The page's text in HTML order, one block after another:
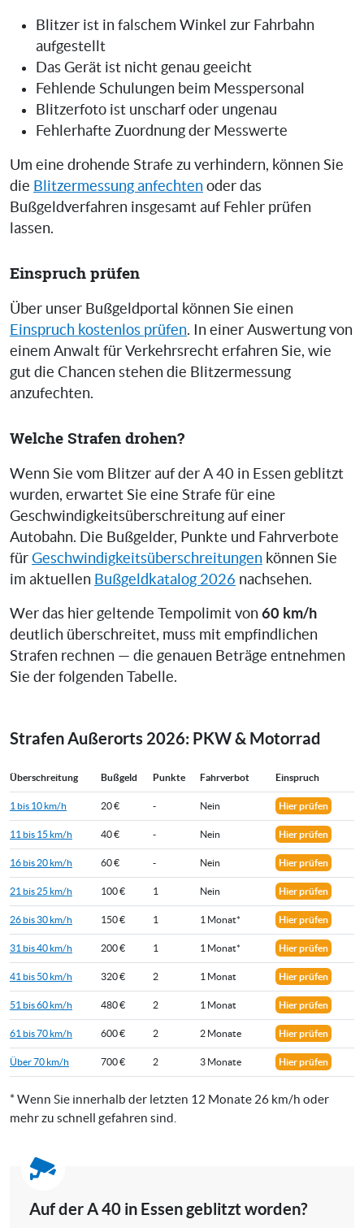
Blitzer ist in falschem Winkel zur Fahrbahn
aufgestellt
Das Gerät ist nicht genau geeicht
Fehlende Schulungen beim Messpersonal
Blitzerfoto ist unscharf oder ungenau
Fehlerhafte Zuordnung der Messwerte
Um eine drohende Strafe zu verhindern, können Sie
die Blitzermessung anfechten oder das
Bußgeldverfahren insgesamt auf Fehler prüfen
lassen.
Einspruch prüfen
Über unser Bußgeldportal können Sie einen
Einspruch kostenlos prüfen. In einer Auswertung von
einem Anwalt für Verkehrsrecht erfahren Sie, wie
gut die Chancen stehen die Blitzermessung
anzufechten.
Welche Strafen drohen?
Wenn Sie vom Blitzer auf der A 40 in Essen geblitzt
wurden, erwartet Sie eine Strafe für eine
Geschwindigkeitsüberschreitung auf einer
Autobahn. Die Bußgelder, Punkte und Fahrverbote
für Geschwindigkeitsüberschreitungen können Sie
im aktuellen Bußgeldkatalog 2026 nachsehen.
Wer das hier geltende Tempolimit von 60 km/h
deutlich überschreitet, muss mit empfindlichen
Strafen rechnen — die genauen Beträge entnehmen
Sie der folgenden Tabelle.
Strafen Außerorts 2026: PKW & Motorrad
Überschreitung Bußgeld Punkte Fahrverbot Einspruch
1 bis 10 km/h 20 € - Nein Hier prüfen
11 bis 15 km/h 40 € - Nein Hier prüfen
16 bis 20 km/h 60 € - Nein Hier prüfen
21 bis 25 km/h 100 € 1 Nein Hier prüfen
26 bis 30 km/h 150 € 1 1 Monat* Hier prüfen
31 bis 40 km/h 200 € 1 1 Monat* Hier prüfen
41 bis 50 km/h 320 € 2 1 Monat Hier prüfen
51 bis 60 km/h 480 € 2 1 Monat Hier prüfen
61 bis 70 km/h 600 € 2 2 Monate Hier prüfen
Über 70 km/h 700 € 2 3 Monate Hier prüfen
* Wenn Sie innerhalb der letzten 12 Monate 26 km/h oder
mehr zu schnell gefahren sind.
Auf der A 40 in Essen geblitzt worden?